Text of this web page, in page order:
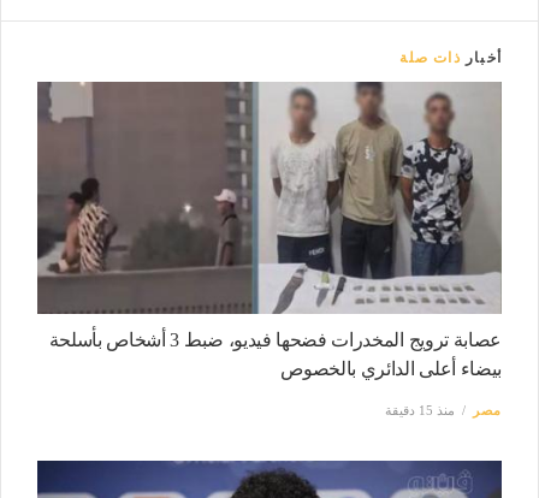
أخبار ذات صلة
عصابة ترويج المخدرات فضحها فيديو، ضبط 3 أشخاص بأسلحة
بيضاء أعلى الدائري بالخصوص
مصر منذ 15 دقيقة